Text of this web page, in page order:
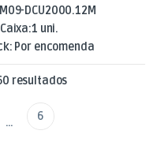
M09-DCU2000.12M
1 uni.
Por encomenda
resultadosOrdenado por
… 6